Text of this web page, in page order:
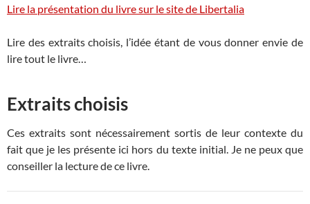
Lire la présentation du livre sur le site de Libertalia
Lire des extraits choisis, l’idée étant de vous donner envie de
lire tout le livre…
Extraits choisis
Ces extraits sont nécessairement sortis de leur contexte du
fait que je les présente ici hors du texte initial. Je ne peux que
conseiller la lecture de ce livre.